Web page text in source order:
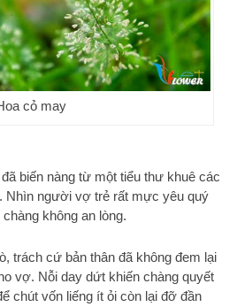
cỏ may
biến nàng từ một tiểu thư khuê các
Nhìn người vợ trẻ rất mực yêu quý
không an lòng.
trách cứ bản thân đã không đem lại
vợ. Nỗi day dứt khiến chàng quyết
chút vốn liếng ít ỏi còn lại đỡ đần